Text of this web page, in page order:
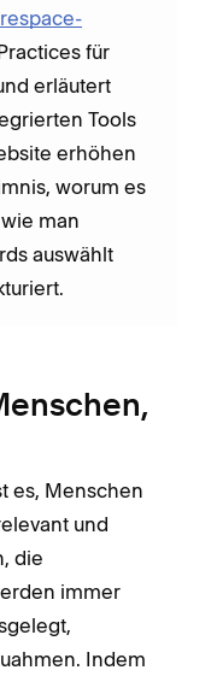
für
erläutert
Tools
erhöhen
worum es
man
auswählt
es, Menschen
und
die
immer
Indem